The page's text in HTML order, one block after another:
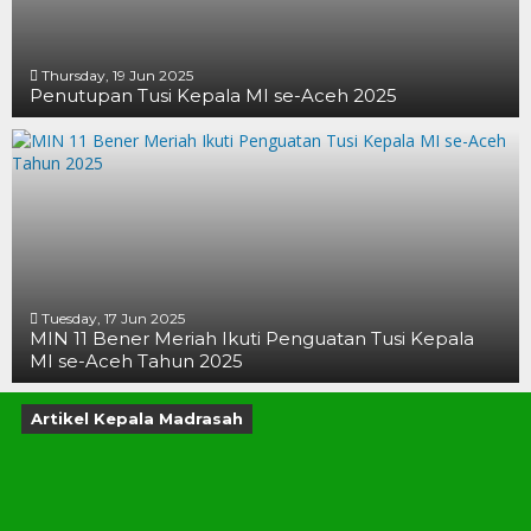
Thursday, 19 Jun 2025
Penutupan Tusi Kepala MI se-Aceh 2025
Tuesday, 17 Jun 2025
MIN 11 Bener Meriah Ikuti Penguatan Tusi Kepala
MI se-Aceh Tahun 2025
Artikel Kepala Madrasah